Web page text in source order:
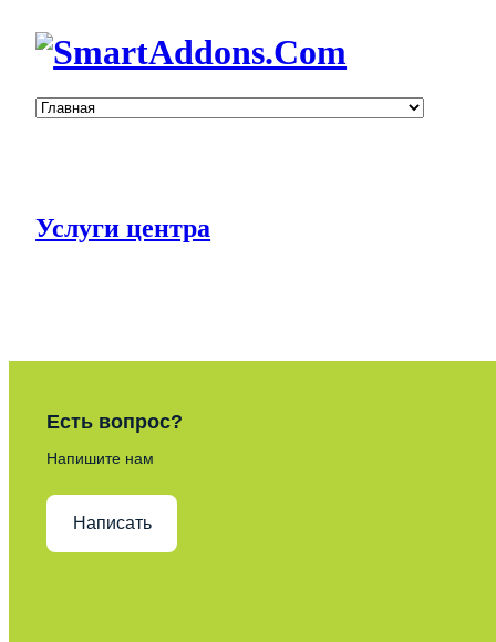
Услуги центра
Есть вопрос?
Напишите нам
Написать